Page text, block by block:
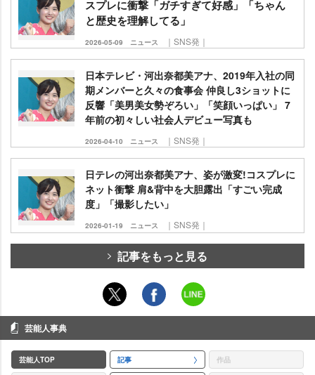
スプレに衝撃「ガチすぎて好感」「ちゃん
と歴史を理解してる」
2026-05-09 ニュース ｜SNS発｜
日本テレビ・河出奈都美アナ、2019年入社の同
期メンバーと久々の食事会 仲良し3ショットに
反響「美男美女勢ぞろい」「笑顔いっぱい」 7
年前の初々しい社会人デビュー写真も
2026-04-10 ニュース ｜SNS発｜
日テレの河出奈都美アナ、姿が激変!コスプレに
ネット衝撃 肩&背中を大胆露出「すごい完成
度」「撮影したい」
2026-01-19 ニュース ｜SNS発｜
記事をもっと見る
芸能人事典
芸能人TOP 記事 作品